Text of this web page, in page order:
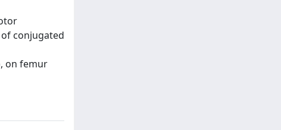
conjugated
on femur